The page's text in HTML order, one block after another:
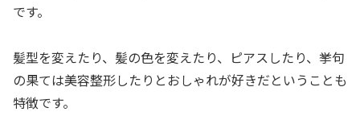
です。
髪型を変えたり、髪の色を変えたり、ピアスしたり、挙句
の果ては美容整形したりとおしゃれが好きだということも
特徴です。